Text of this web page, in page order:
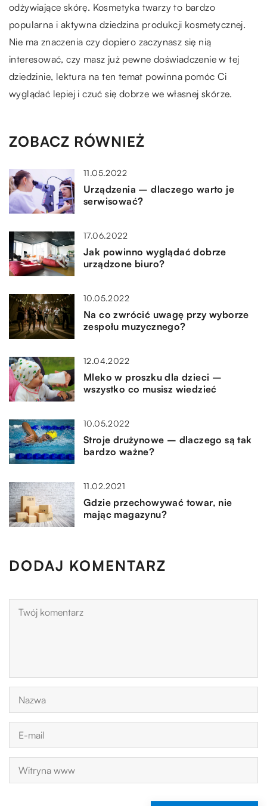
odżywiające skórę. Kosmetyka twarzy to bardzo
popularna i aktywna dziedzina produkcji kosmetycznej.
Nie ma znaczenia czy dopiero zaczynasz się nią
interesować, czy masz już pewne doświadczenie w tej
dziedzinie, lektura na ten temat powinna pomóc Ci
wyglądać lepiej i czuć się dobrze we własnej skórze.
ZOBACZ RÓWNIEŻ
11.05.2022
Urządzenia – dlaczego warto je
serwisować?
17.06.2022
Jak powinno wyglądać dobrze
urządzone biuro?
10.05.2022
Na co zwrócić uwagę przy wyborze
zespołu muzycznego?
12.04.2022
Mleko w proszku dla dzieci –
wszystko co musisz wiedzieć
10.05.2022
Stroje drużynowe – dlaczego są tak
bardzo ważne?
11.02.2021
Gdzie przechowywać towar, nie
mając magazynu?
DODAJ KOMENTARZ